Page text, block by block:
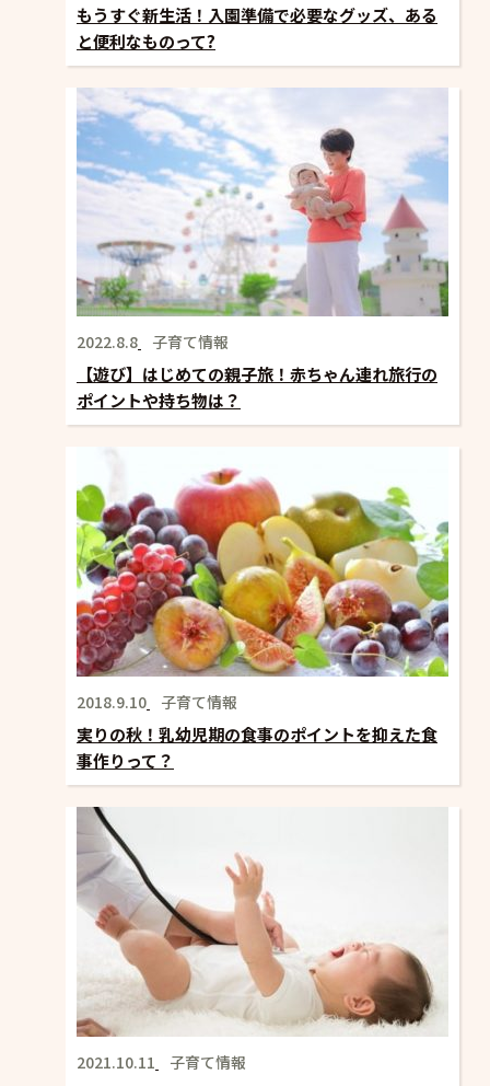
もうすぐ新生活！入園準備で必要なグッズ、ある
と便利なものって?
2022.8.8 子育て情報
【遊び】はじめての親子旅！赤ちゃん連れ旅行の
ポイントや持ち物は？
2018.9.10 子育て情報
実りの秋！乳幼児期の食事のポイントを抑えた食
事作りって？
2021.10.11 子育て情報